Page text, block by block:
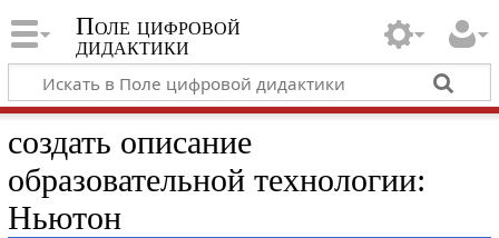
Поле цифровой
дидактики
создать описание
образовательной технологии:
Ньютон